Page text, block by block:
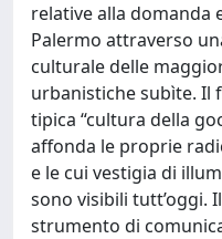
relative alla domanda
Palermo attraverso
culturale delle
urbanistiche subìte. Il
tipica “cultura della
affonda le proprie
e le cui vestigia di
sono visibili tutt’oggi.
strumento di